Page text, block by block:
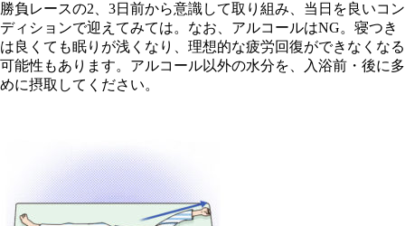
勝負レースの2、3日前から意識して取り組み、当日を良いコン
ディションで迎えてみては。なお、アルコールはNG。寝つき
は良くても眠りが浅くなり、理想的な疲労回復ができなくなる
可能性もあります。アルコール以外の水分を、入浴前・後に多
めに摂取してください。